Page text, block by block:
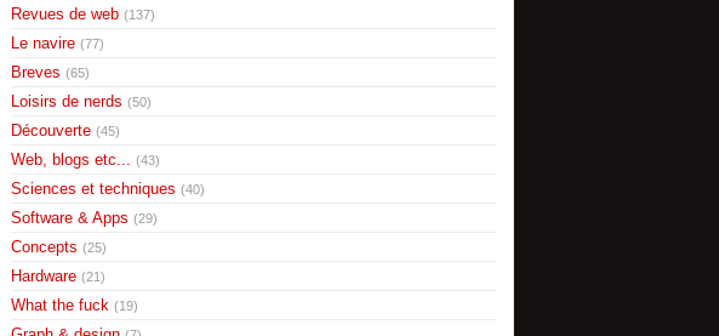
Revues de web (137)
Le navire (77)
Breves (65)
Loisirs de nerds (50)
Découverte (45)
Web, blogs etc... (43)
Sciences et techniques (40)
Software & Apps (29)
Concepts (25)
Hardware (21)
What the fuck (19)